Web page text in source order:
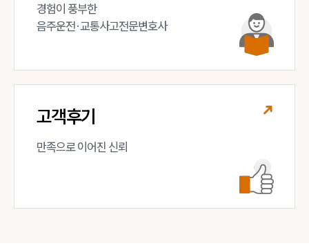
경험이 풍부한
음주운전·교통사고전문변호사
고객후기
만족으로 이어진 신뢰